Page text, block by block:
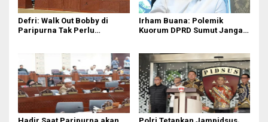
Defri: Walk Out Bobby di
Paripurna Tak Perlu
Irham Buana: Polemik
Kuorum DPRD Sumut Jangan